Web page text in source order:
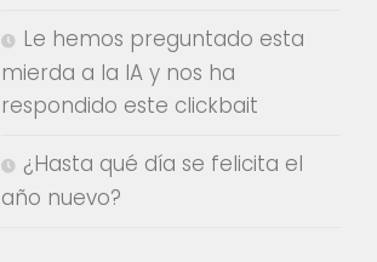
Le hemos preguntado esta
mierda a la IA y nos ha
respondido este clickbait
¿Hasta qué día se felicita el
año nuevo?